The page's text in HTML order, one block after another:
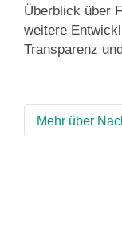
Überblick über
weitere
Transparenz
Mehr über